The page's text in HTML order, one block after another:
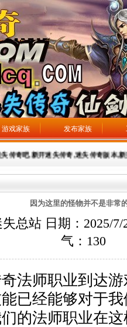
游戏家族 发布家族
奇吧,新开迷失传奇,迷失传奇版本,新
因为这里的怪物并不是非常
站 日期：2025/7/
气： 130
师职业到达游
已经能够对于
的法师职业在